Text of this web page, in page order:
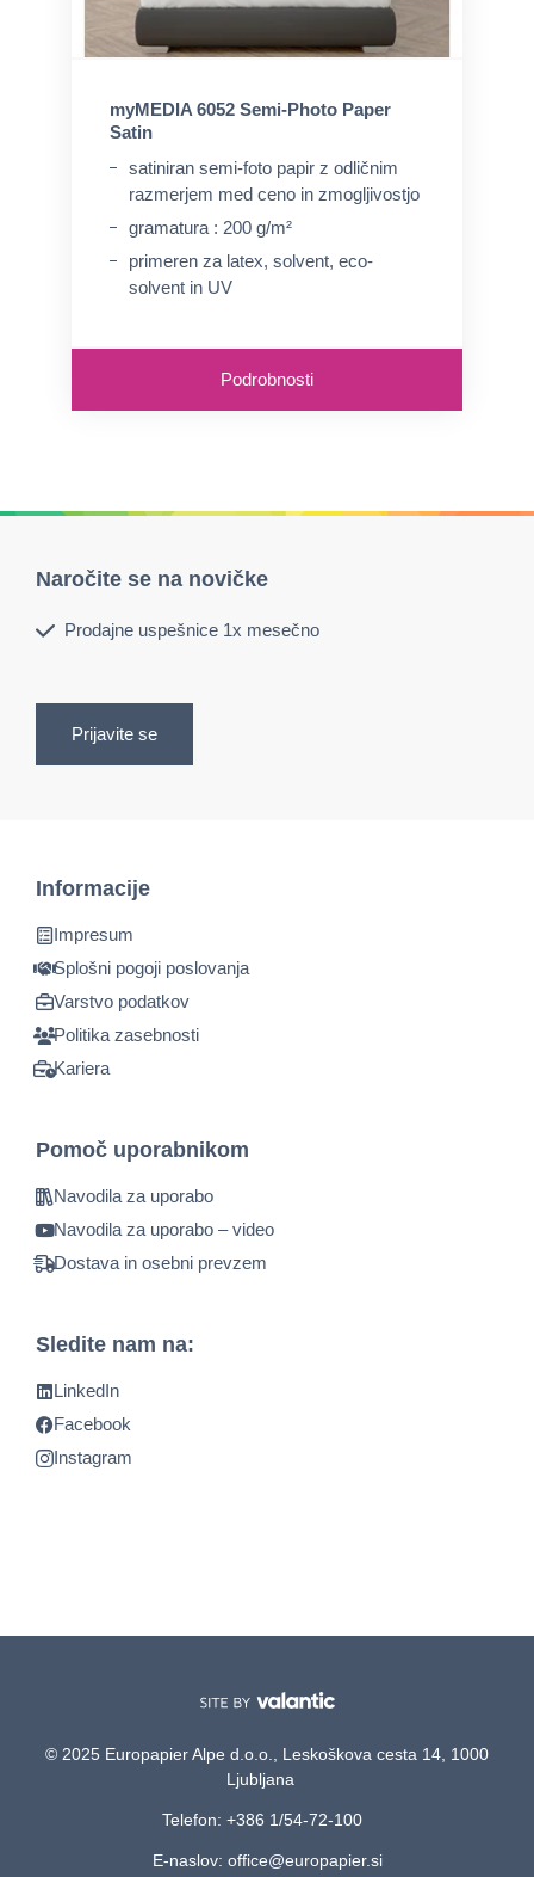
myMEDIA 6052 Semi-Photo Paper
Satin
satiniran semi-foto papir z odličnim
razmerjem med ceno in zmogljivostjo
gramatura : 200 g/m²
primeren za latex, solvent, eco-
solvent in UV
Podrobnosti
Naročite se na novičke
Prodajne uspešnice 1x mesečno
Prijavite se
Informacije
Impresum
Splošni pogoji poslovanja
Varstvo podatkov
Politika zasebnosti
Kariera
Pomoč uporabnikom
Navodila za uporabo
Navodila za uporabo – video
Dostava in osebni prevzem
Sledite nam na:
LinkedIn
Facebook
Instagram
© 2025 Europapier Alpe d.o.o., Leskoškova cesta 14, 1000
Ljubljana
Telefon: +386 1/54-72-100
E-naslov: office@europapier.si